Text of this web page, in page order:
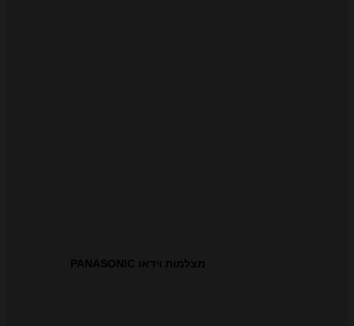
מצלמות וידאו PANASONIC